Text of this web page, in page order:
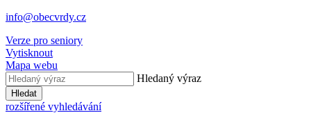
info@obecvrdy.cz
Verze pro seniory
Vytisknout
Mapa webu
Hledaný výraz
Hledat
rozšířené vyhledávání